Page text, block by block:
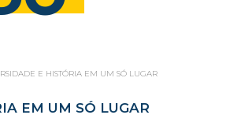
E HISTÓRIA EM UM SÓ LUGAR
EM UM SÓ LUGAR